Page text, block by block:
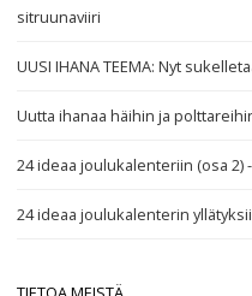
sitruunaviiri
UUSI IHANA TEEMA: Nyt
Uutta ihanaa häihin ja
24 ideaa joulukalenteriin (osa 2)
24 ideaa joulukalenterin